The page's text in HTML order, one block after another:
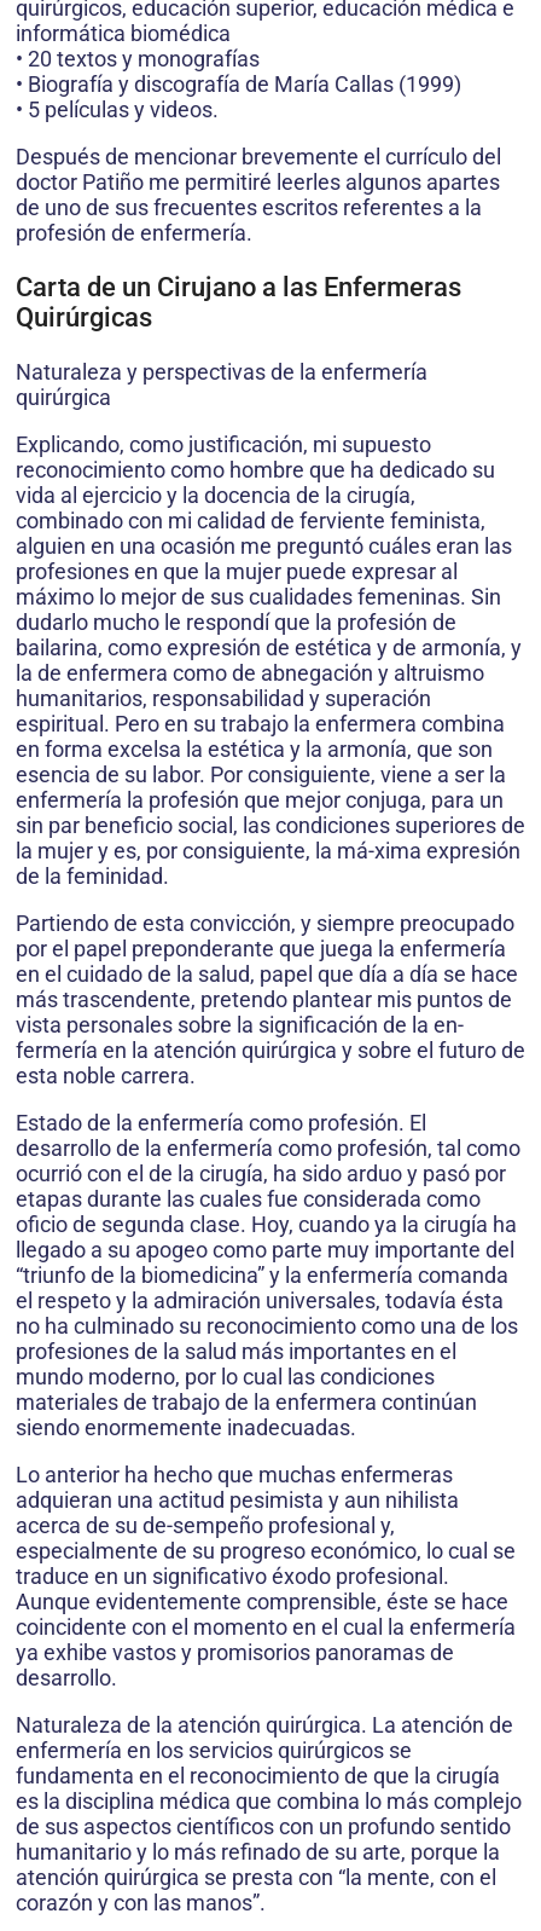
quirúrgicos, educación superior, educación médica e
informática biomédica
• 20 textos y monografías
• Biografía y discografía de María Callas (1999)
• 5 películas y videos.
Después de mencionar brevemente el currículo del
doctor Patiño me permitiré leerles algunos apartes
de uno de sus frecuentes escritos referentes a la
profesión de enfermería.
Carta de un Cirujano a las Enfermeras
Quirúrgicas
Naturaleza y perspectivas de la enfermería
quirúrgica
Explicando, como justificación, mi supuesto
reconocimiento como hombre que ha dedicado su
vida al ejercicio y la docencia de la cirugía,
combinado con mi calidad de ferviente feminista,
alguien en una ocasión me preguntó cuáles eran las
profesiones en que la mujer puede expresar al
máximo lo mejor de sus cualidades femeninas. Sin
dudarlo mucho le respondí que la profesión de
bailarina, como expresión de estética y de armonía, y
la de enfermera como de abnegación y altruismo
humanitarios, responsabilidad y superación
espiritual. Pero en su trabajo la enfermera combina
en forma excelsa la estética y la armonía, que son
esencia de su labor. Por consiguiente, viene a ser la
enfermería la profesión que mejor conjuga, para un
sin par beneficio social, las condiciones superiores de
la mujer y es, por consiguiente, la má-xima expresión
de la feminidad.
Partiendo de esta convicción, y siempre preocupado
por el papel preponderante que juega la enfermería
en el cuidado de la salud, papel que día a día se hace
más trascendente, pretendo plantear mis puntos de
vista personales sobre la significación de la en-
fermería en la atención quirúrgica y sobre el futuro de
esta noble carrera.
Estado de la enfermería como profesión. El
desarrollo de la enfermería como profesión, tal como
ocurrió con el de la cirugía, ha sido arduo y pasó por
etapas durante las cuales fue considerada como
oficio de segunda clase. Hoy, cuando ya la cirugía ha
llegado a su apogeo como parte muy importante del
“triunfo de la biomedicina” y la enfermería comanda
el respeto y la admiración universales, todavía ésta
no ha culminado su reconocimiento como una de los
profesiones de la salud más importantes en el
mundo moderno, por lo cual las condiciones
materiales de trabajo de la enfermera continúan
siendo enormemente inadecuadas.
Lo anterior ha hecho que muchas enfermeras
adquieran una actitud pesimista y aun nihilista
acerca de su de-sempeño profesional y,
especialmente de su progreso económico, lo cual se
traduce en un significativo éxodo profesional.
Aunque evidentemente comprensible, éste se hace
coincidente con el momento en el cual la enfermería
ya exhibe vastos y promisorios panoramas de
desarrollo.
Naturaleza de la atención quirúrgica. La atención de
enfermería en los servicios quirúrgicos se
fundamenta en el reconocimiento de que la cirugía
es la disciplina médica que combina lo más complejo
de sus aspectos científicos con un profundo sentido
humanitario y lo más refinado de su arte, porque la
atención quirúrgica se presta con “la mente, con el
corazón y con las manos”.